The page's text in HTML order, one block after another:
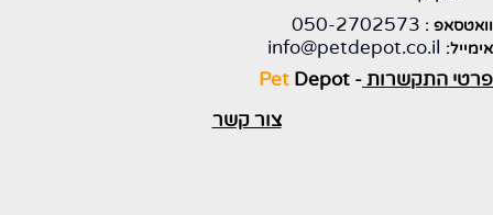
וואטסאפ : 050-2702573
אימייל: info@petdepot.co.il
פרטי התקשרות-
Pet Depot
צור קשר